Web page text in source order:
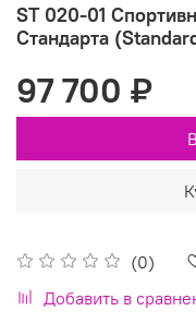
ST 020-01
Стандарта
(0)
Добавить в
97 700 ₽